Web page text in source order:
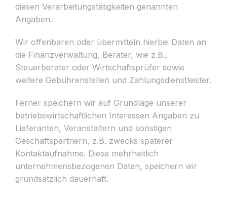
diesen Verarbeitungstätigkeiten genannten
Angaben.
Wir offenbaren oder übermitteln hierbei Daten an
die Finanzverwaltung, Berater, wie z.B.,
Steuerberater oder Wirtschaftsprüfer sowie
weitere Gebührenstellen und Zahlungsdienstleister.
Ferner speichern wir auf Grundlage unserer
betriebswirtschaftlichen Interessen Angaben zu
Lieferanten, Veranstaltern und sonstigen
Geschäftspartnern, z.B. zwecks späterer
Kontaktaufnahme. Diese mehrheitlich
unternehmensbezogenen Daten, speichern wir
grundsätzlich dauerhaft.